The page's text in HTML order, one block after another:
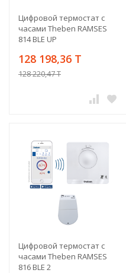
Цифровой термостат с
часами Theben RAMSES
814 BLE UP
128 198,36 T
128 220,47 T
Цифровой термостат с
часами Theben RAMSES
816 BLE 2